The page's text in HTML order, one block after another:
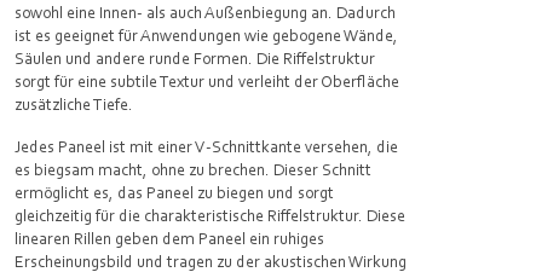
sowohl eine Innen- als auch Außenbiegung an. Dadurch
ist es geeignet für Anwendungen wie gebogene Wände,
Säulen und andere runde Formen. Die Riffelstruktur
sorgt für eine subtile Textur und verleiht der Oberfläche
zusätzliche Tiefe.
Jedes Paneel ist mit einer V‑Schnittkante versehen, die
es biegsam macht, ohne zu brechen. Dieser Schnitt
ermöglicht es, das Paneel zu biegen und sorgt
gleichzeitig für die charakteristische Riffelstruktur. Diese
linearen Rillen geben dem Paneel ein ruhiges
Erscheinungsbild und tragen zu der akustischen Wirkung